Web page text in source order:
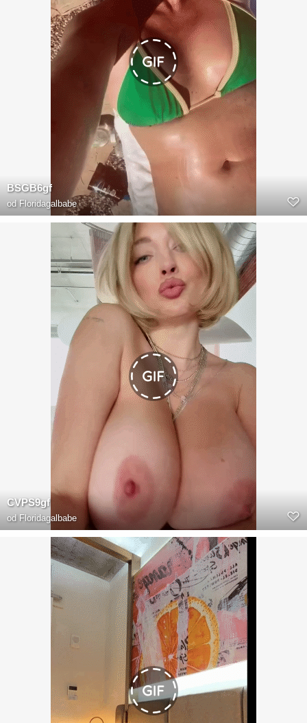
BSGB6gf
od Floridagalbabe
CVPS9gf
od Floridagalbabe